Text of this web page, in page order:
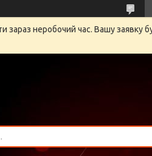
зараз неробочий час. Вашу